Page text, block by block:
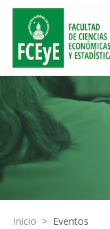
Inicio > Eventos